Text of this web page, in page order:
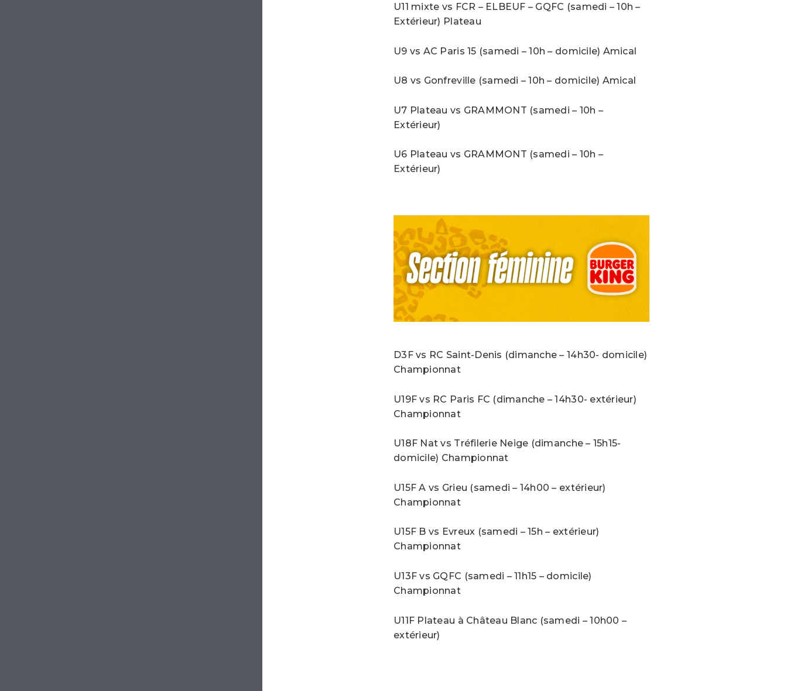
U11 mixte vs FCR – ELBEUF – GQFC (samedi – 10h –
Extérieur) Plateau
U9 vs AC Paris 15 (samedi – 10h – domicile) Amical
U8 vs Gonfreville (samedi – 10h – domicile) Amical
U7 Plateau vs GRAMMONT (samedi – 10h –
Extérieur)
U6 Plateau vs GRAMMONT (samedi – 10h –
Extérieur)
D3F vs RC Saint-Denis (dimanche – 14h30- domicile)
Championnat
U19F vs RC Paris FC (dimanche – 14h30- extérieur)
Championnat
U18F Nat vs Tréfilerie Neige (dimanche – 15h15-
domicile) Championnat
U15F A vs Grieu (samedi – 14h00 – extérieur)
Championnat
U15F B vs Evreux (samedi – 15h – extérieur)
Championnat
U13F vs GQFC (samedi – 11h15 – domicile)
Championnat
U11F Plateau à Château Blanc (samedi – 10h00 –
extérieur)